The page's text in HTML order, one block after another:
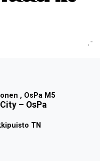
, OsPa M5
– OsPa
TN